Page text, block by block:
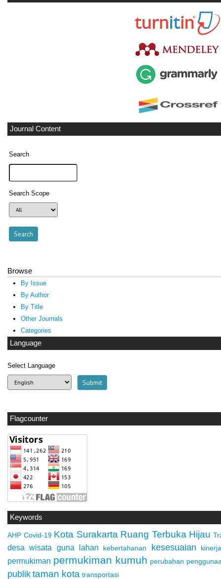
Journal Content
Search
Search Scope
Browse
By Issue
By Author
By Title
Other Journals
Categories
Language
Select Language
Flagcounter
Keywords
AHP Covid-19 Kota Surakarta Ruang Terbuka Hijau
desa wisata guna lahan kebertahanan kesesuaian
permukiman permukiman kumuh perubahan
publik taman kota transportasi